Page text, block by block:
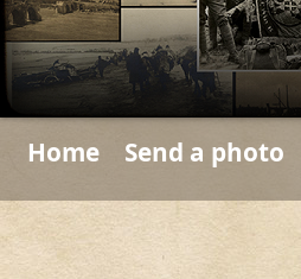
Home Send a photo